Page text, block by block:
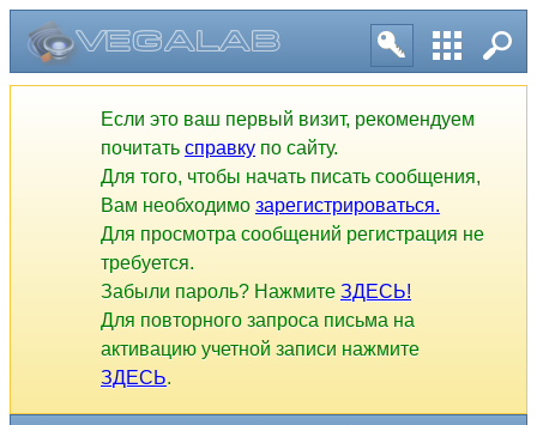
Если это ваш первый визит, рекомендуем
почитать справку по сайту.
Для того, чтобы начать писать сообщения,
Вам необходимо зарегистрироваться.
Для просмотра сообщений регистрация не
требуется.
Забыли пароль? Нажмите ЗДЕСЬ!
Для повторного запроса письма на
активацию учетной записи нажмите
ЗДЕСЬ.